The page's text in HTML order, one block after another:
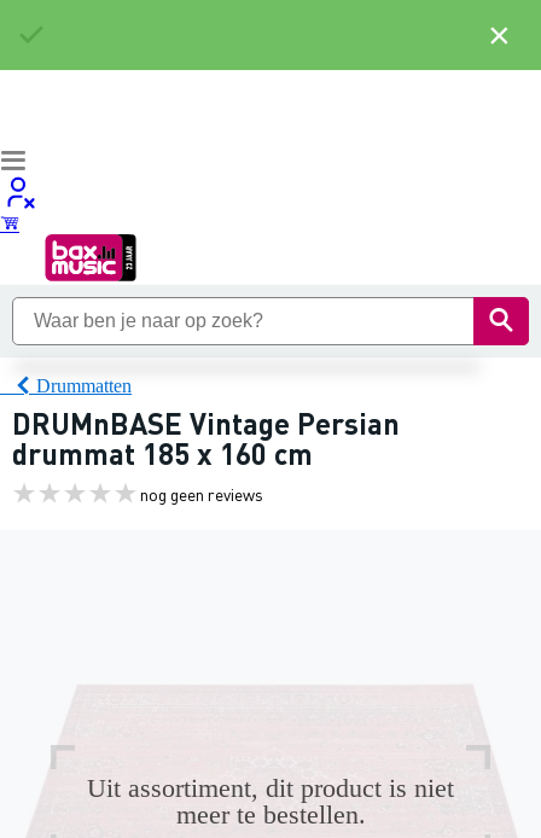
Drummatten
DRUMnBASE Vintage Persian
drummat 185 x 160 cm
nog geen reviews
Uit assortiment, dit product is niet
meer te bestellen.
×